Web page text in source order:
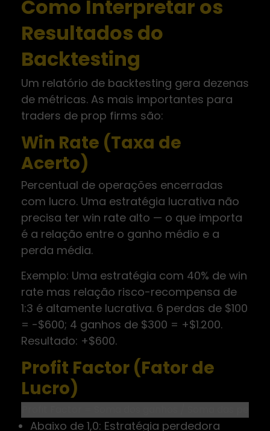
Como Interpretar os
Resultados do
Backtesting
Um relatório de backtesting gera dezenas
de métricas. As mais importantes para
traders de prop firms são:
Win Rate (Taxa de
Acerto)
Percentual de operações encerradas
com lucro. Uma estratégia lucrativa não
precisa ter win rate alto — o que importa
é a relação entre o ganho médio e a
perda média.
Exemplo: Uma estratégia com 40% de win
rate mas relação risco-recompensa de
1:3 é altamente lucrativa. 6 perdas de $100
= -$600; 4 ganhos de $300 = +$1.200.
Resultado: +$600.
Profit Factor (Fator de
Lucro)
Abaixo de 1,0: Estratégia perdedora